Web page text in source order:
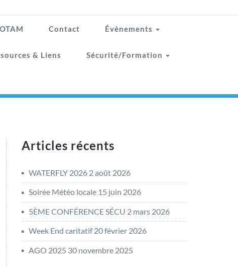
Contact Évènements
& Liens Sécurité/Formation
Articles récents
WATERFLY 2026 2 août 2026
Soirée Météo locale 15 juin 2026
5ÈME CONFÉRENCE SÉCU 2 mars 2026
Week End caritatif 20 février 2026
AGO 2025 30 novembre 2025